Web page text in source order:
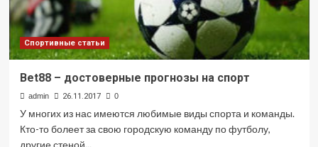
Спортивные статьи
Bet88 – достоверные прогнозы на спорт
admin 26.11.2017 0
У многих из нас имеются любимые виды спорта и команды.
Кто-то болеет за свою городскую команду по футболу,
другие стеной...